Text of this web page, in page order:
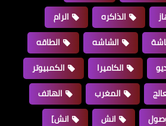
الذاكره
الرام
الشاشه
الطاقه
الكاميرا
الكمبيوتر
المغرب
الهاتف
انش
انش]